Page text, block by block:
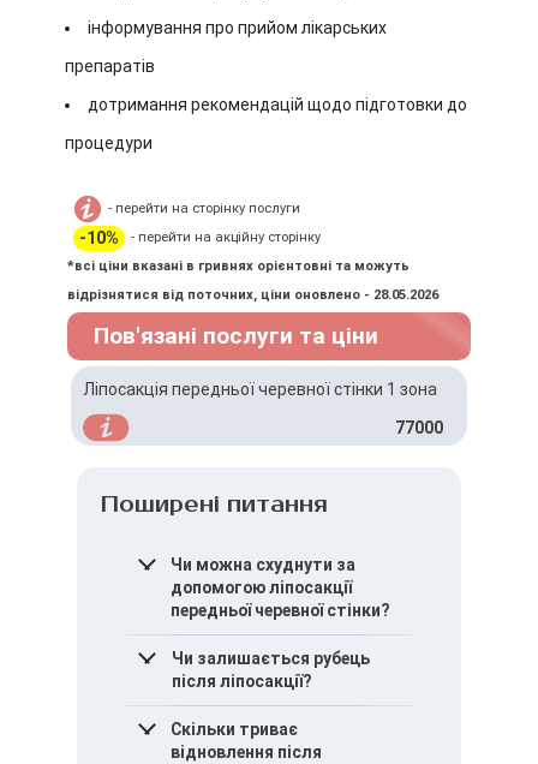
інформування про прийом лікарських
препаратів
дотримання рекомендацій щодо підготовки до
процедури
- перейти на сторінку послуги
-10%
- перейти на акційну сторінку
*всі ціни вказані в гривнях орієнтовні та можуть
відрізнятися від поточних, ціни оновлено - 28.05.2026
Пов'язані послуги та ціни
Ліпосакція передньої черевної стінки 1 зона
77000
Поширені питання
Чи можна схуднути за
допомогою ліпосакції
передньої черевної стінки?
Ліпосакція не є методом
зниження маси тіла, вона
спрямована на корекцію
контурів.
Чи залишається рубець
після ліпосакції?
Проколи мають
мінімальний розмір і
Скільки триває
відновлення після